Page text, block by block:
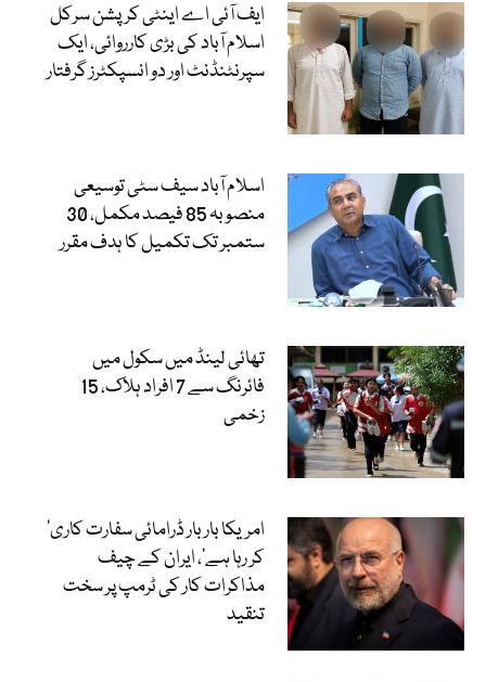
ایف آئی اے اینٹی کرپشن سرکل
اسلام آباد کی بڑی کارروائی، ایک
سپرنٹنڈنٹ اور دو انسپکٹرز گرفتار
اسلام آباد سیف سٹی توسیعی
منصوبہ 85 فیصد مکمل، 30
ستمبر تک تکمیل کا ہدف مقرر
تھائی لینڈ میں سکول میں
فائرنگ سے 7 افراد ہلاک، 15
زخمی
’امریکا بار بار ڈرامائی سفارت کاری
کر رہا ہے‘، ایران کے چیف
مذاکرات کار کی ٹرمپ پر سخت
تنقید